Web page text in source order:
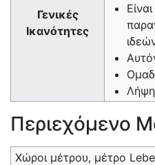
Γενικές
Ικανότητες
Περιεχόμενο
Χώροι μέτρου, μέτρο